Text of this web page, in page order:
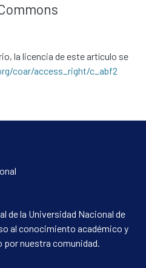
la licencia de este artículo se
coar/access_right/c_abf2
de la Universidad Nacional de
al conocimiento académico y
nuestra comunidad.